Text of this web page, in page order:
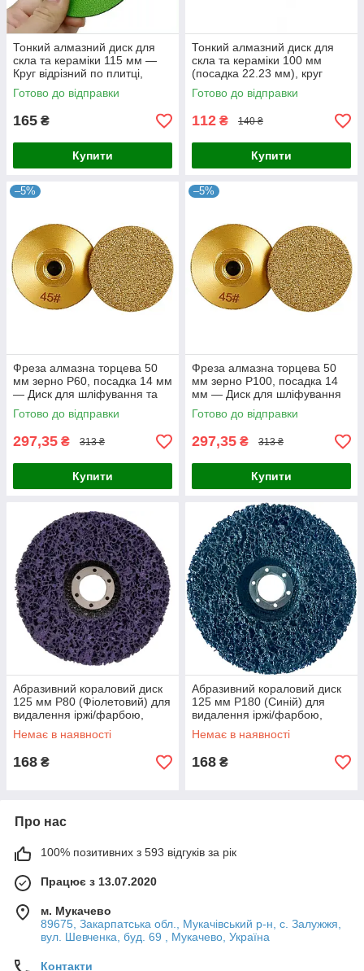
Тонкий алмазний диск для
скла та кераміки 115 мм —
Круг відрізний по плитці,
мозаїці та дзеркалу для
болгарки КШМ
Готово до відправки
165 ₴
Купити
Тонкий алмазний диск для
скла та кераміки 100 мм
(посадка 22.23 мм), круг
відрізний для болгарки КШМ
Готово до відправки
112 ₴ 140 ₴
Купити
–5%
Фреза алмазна торцева 50
мм зерно Р60, посадка 14 мм
— Диск для шліфування та
обробки каменю, мармуру,
граніту
Готово до відправки
297,35 ₴ 313 ₴
Купити
–5%
Фреза алмазна торцева 50
мм зерно Р100, посадка 14
мм — Диск для шліфування
та обробки каменю, мармуру,
граніту
Готово до відправки
297,35 ₴ 313 ₴
Купити
Абразивний кораловий диск
125 мм P80 (Фіолетовий) для
видалення іржі/фарбою,
жорсткий
Немає в наявності
168 ₴
Абразивний кораловий диск
125 мм P180 (Синій) для
видалення іржі/фарбою,
Середня жорсткість
Немає в наявності
168 ₴
Про нас
100% позитивних з 593 відгуків за рік
Працює з 13.07.2020
м. Мукачево
89675, Закарпатська обл., Мукачівський р-н, с. Залужжя,
вул. Шевченка, буд. 69 , Мукачево, Україна
Контакти